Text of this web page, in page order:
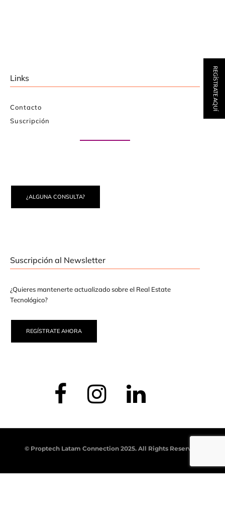
Links
Contacto
Suscripción
¿ALGUNA CONSULTA?
Suscripción al Newsletter
¿Quieres mantenerte actualizado sobre el Real Estate
Tecnológico?
REGÍSTRATE AHORA
© Proptech Latam Connection 2025. All Rights Reserved.
REGÍSTRATE AQUÍ